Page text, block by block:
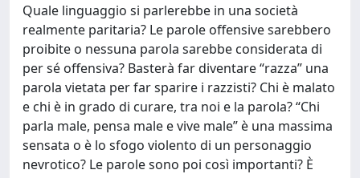
Quale linguaggio si parlerebbe in una società
realmente paritaria? Le parole offensive sarebbero
proibite o nessuna parola sarebbe considerata di
per sé offensiva? Basterà far diventare “razza” una
parola vietata per far sparire i razzisti? Chi è malato
e chi è in grado di curare, tra noi e la parola? “Chi
parla male, pensa male e vive male” è una massima
sensata o è lo sfogo violento di un personaggio
nevrotico? Le parole sono poi così importanti? È